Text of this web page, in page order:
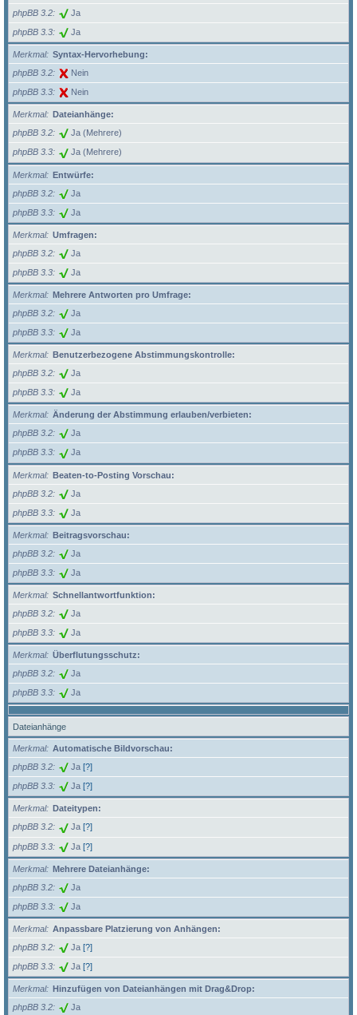
phpBB 3.2
Ja
phpBB 3.3 Ja
Merkmal
Syntax-Hervorhebung:
phpBB 3.2
Nein
phpBB 3.3 Nein
Merkmal
Dateianhänge:
phpBB 3.2
Ja (Mehrere)
phpBB 3.3 Ja (Mehrere)
Merkmal
Entwürfe:
phpBB 3.2
Ja
phpBB 3.3 Ja
Merkmal
Umfragen:
phpBB 3.2
Ja
phpBB 3.3 Ja
Merkmal
Mehrere Antworten pro Umfrage:
phpBB 3.2
Ja
phpBB 3.3 Ja
Merkmal
Benutzerbezogene Abstimmungskontrolle:
phpBB 3.2
Ja
phpBB 3.3 Ja
Merkmal
Änderung der Abstimmung erlauben/verbieten:
phpBB 3.2
Ja
phpBB 3.3 Ja
Merkmal
Beaten-to-Posting Vorschau:
phpBB 3.2
Ja
phpBB 3.3 Ja
Merkmal
Beitragsvorschau:
phpBB 3.2
Ja
phpBB 3.3 Ja
Merkmal
Schnellantwortfunktion:
phpBB 3.2
Ja
phpBB 3.3 Ja
Merkmal
Überflutungsschutz:
phpBB 3.2
Ja
phpBB 3.3 Ja
Dateianhänge
Merkmal
Automatische Bildvorschau:
phpBB 3.2
Ja [?]
phpBB 3.3 Ja [?]
Merkmal
Dateitypen:
phpBB 3.2
Ja [?]
phpBB 3.3 Ja [?]
Merkmal
Mehrere Dateianhänge:
phpBB 3.2
Ja
phpBB 3.3 Ja
Merkmal
Anpassbare Platzierung von Anhängen:
phpBB 3.2
Ja [?]
phpBB 3.3 Ja [?]
Merkmal
Hinzufügen von Dateianhängen mit Drag&Drop:
phpBB 3.2
Ja